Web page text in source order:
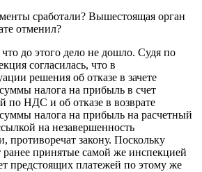
сработали? Вышестоящая орган
отменил?
до этого дело не дошло. Судя по
согласилась, что в
решения об отказе в зачете
налога на прибыль в счет
по НДС и об отказе в возврате
налога на прибыль на расчетный
на незавершенность
противоречат закону. Поскольку
принятые самой же инспекцией
предстоящих платежей по этому же